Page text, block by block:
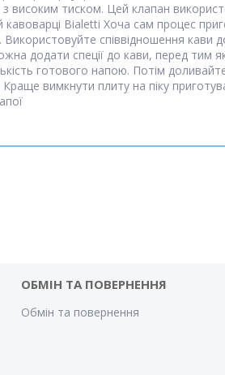
тиском. Цей клапан
Bialetti Хоча сам процес
Використовуйте співвідношення
додати спеції до кави, перед тим
готового напою. Потім
вимкнути плиту на піку
ОБМІН ТА ПОВЕРНЕННЯ
Обмін та повернення